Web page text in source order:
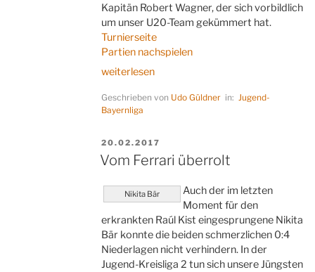
Kapitän Robert Wagner, der sich vorbildlich
um unser U20-Team gekümmert hat.
Turnierseite
Partien nachspielen
„Eine
hinter
Bavaria“
weiterlesen
Geschrieben von Udo Güldner in:Jugend-
Bayernliga
VERÖFFENTLICHT
AM
20.02.2017
Vom Ferrari überrolt
Nikita Bär
Auch der im letzten
Moment für den
erkrankten Raúl Kist eingesprungene Nikita
Bär konnte die beiden schmerzlichen 0:4
Niederlagen nicht verhindern. In der
Jugend-Kreisliga 2 tun sich unsere Jüngsten